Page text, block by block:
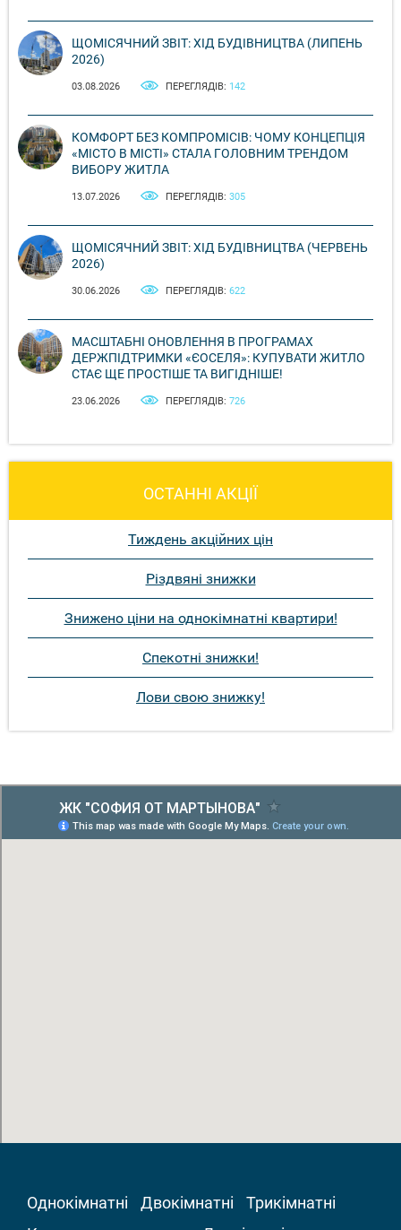
ЩОМІСЯЧНИЙ ЗВІТ: ХІД БУДІВНИЦТВА (ЛИПЕНЬ
2026)
03.08.2026 ПЕРЕГЛЯДІВ: 142
КОМФОРТ БЕЗ КОМПРОМІСІВ: ЧОМУ КОНЦЕПЦІЯ
«МІСТО В МІСТІ» СТАЛА ГОЛОВНИМ ТРЕНДОМ
ВИБОРУ ЖИТЛА
13.07.2026 ПЕРЕГЛЯДІВ: 305
ЩОМІСЯЧНИЙ ЗВІТ: ХІД БУДІВНИЦТВА (ЧЕРВЕНЬ
2026)
30.06.2026 ПЕРЕГЛЯДІВ: 622
МАСШТАБНІ ОНОВЛЕННЯ В ПРОГРАМАХ
ДЕРЖПІДТРИМКИ «ЄОСЕЛЯ»: КУПУВАТИ ЖИТЛО
СТАЄ ЩЕ ПРОСТІШЕ ТА ВИГІДНІШЕ!
23.06.2026 ПЕРЕГЛЯДІВ: 726
ОСТАННІ АКЦІЇ
Тиждень акційних цін
Різдвяні знижки
Знижено ціни на однокімнатні квартири!
Спекотні знижки!
Лови свою знижку!
Однокімнатні Двокімнатні
Трикімнатні